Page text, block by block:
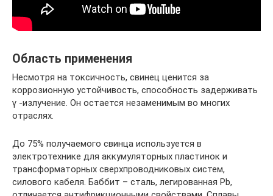
Область применения
Несмотря на токсичность, свинец ценится за
коррозионную устойчивость, способность задерживать
γ -излучение. Он остается незаменимым во многих
отраслях.
До 75% получаемого свинца используется в
электротехнике для аккумуляторных пластинок и
трансформаторных сверхпроводниковых систем,
силового кабеля. Баббит – сталь, легированная Рb,